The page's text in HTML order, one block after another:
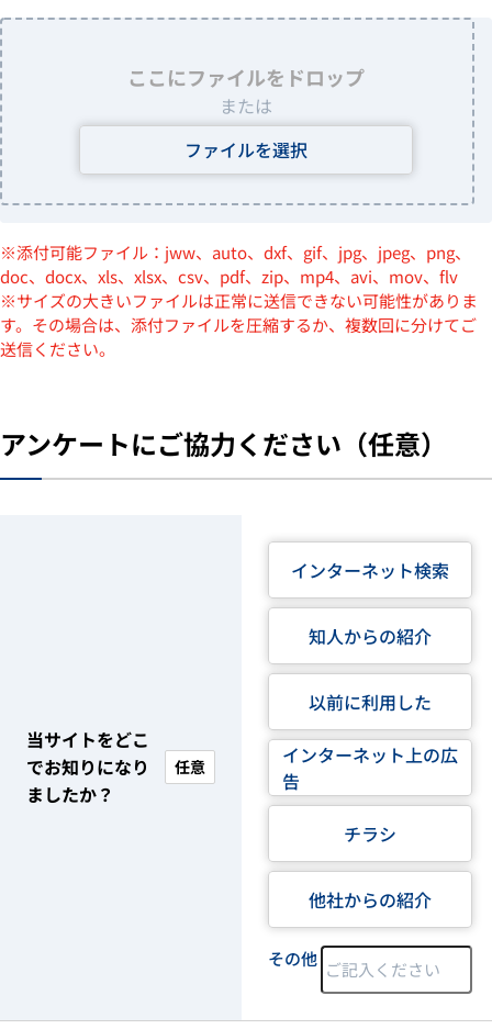
ここにファイルをドロップ
または
ファイルを選択
※添付可能ファイル：jww、auto、dxf、gif、jpg、jpeg、png、
doc、docx、xls、xlsx、csv、pdf、zip、mp4、avi、mov、flv
※サイズの大きいファイルは正常に送信できない可能性がありま
す。その場合は、添付ファイルを圧縮するか、複数回に分けてご
送信ください。
アンケートにご協力ください（任意）
当サイトをどこ
でお知りになり
ましたか？
任意
インターネット検索
知人からの紹介
以前に利用した
インターネット上の広
告
チラシ
他社からの紹介
その他